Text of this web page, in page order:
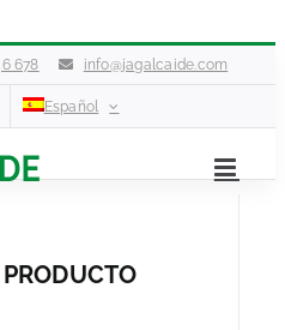
678 info@jagalcaide.com
Español